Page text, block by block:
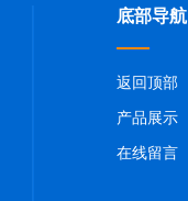
底部导航
返回顶部
产品展示
在线留言